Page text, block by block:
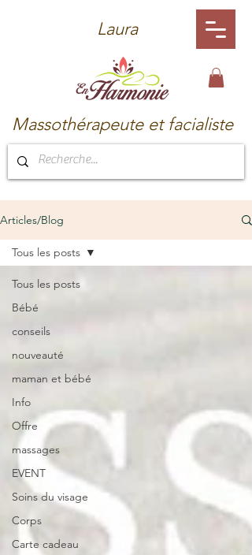
Laura
Massothérapeute et facialiste
Articles/Blog
Tous les posts
Bébé
conseils
nouveauté
maman et bébé
Info
Offre
massages
EVENT
Soins du visage
Corps
Carte cadeau
Tous les posts